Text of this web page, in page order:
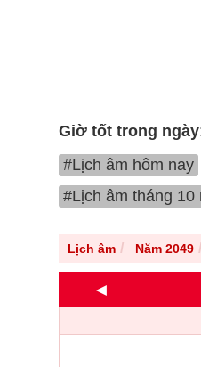
Giờ tốt trong ngày
#Lịch âm hôm nay
#Lịch âm tháng 10
Lịch âm Năm 2049
◄